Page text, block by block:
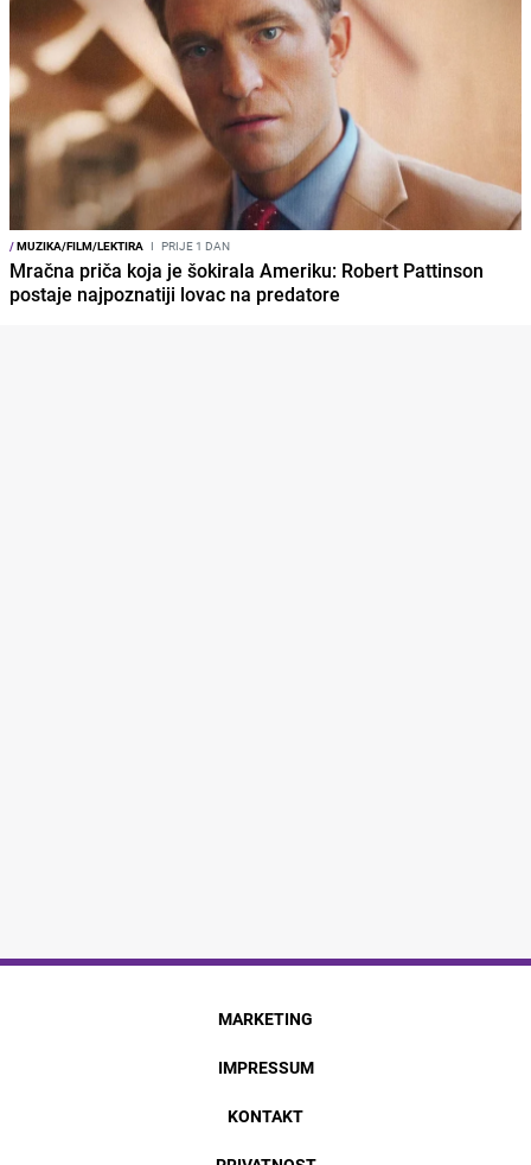
/MUZIKA/FILM/LEKTIRA I PRIJE 1 DAN
Mračna priča koja je šokirala Ameriku: Robert Pattinson
postaje najpoznatiji lovac na predatore
MARKETING
IMPRESSUM
KONTAKT